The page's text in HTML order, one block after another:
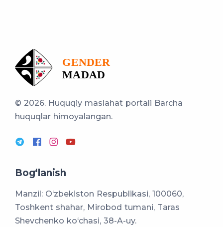
© 2026. Huquqiy maslahat portali Barcha
huquqlar himoyalangan.
Bog‘lanish
Manzil: O‘zbekiston Respublikasi, 100060,
Toshkent shahar, Mirobod tumani, Taras
Shevchenko ko‘chasi, 38-A-uy.